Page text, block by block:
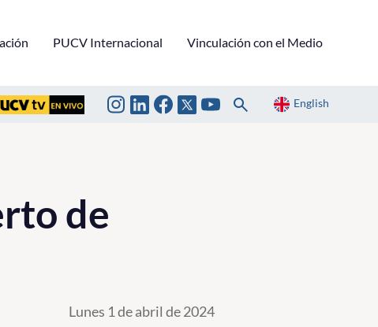
PUCV Internacional Vinculación con el Medio
English
de
Lunes 1 de abril de 2024